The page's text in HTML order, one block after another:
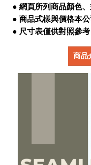
● 網頁所列商品顏色
● 商品式樣與價格本公
● 尺寸表僅供對照參
商品